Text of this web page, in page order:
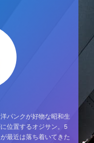
パンクが好物な昭和生
位置するオジサン。5
最近は落ち着いてきた